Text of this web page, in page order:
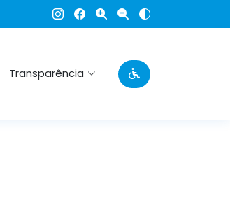
Transparência